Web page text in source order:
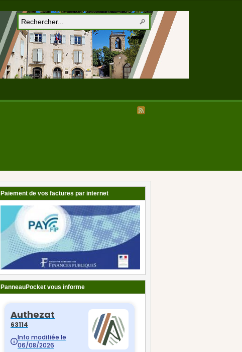
Paiement de vos factures par internet
PanneauPocket vous informe